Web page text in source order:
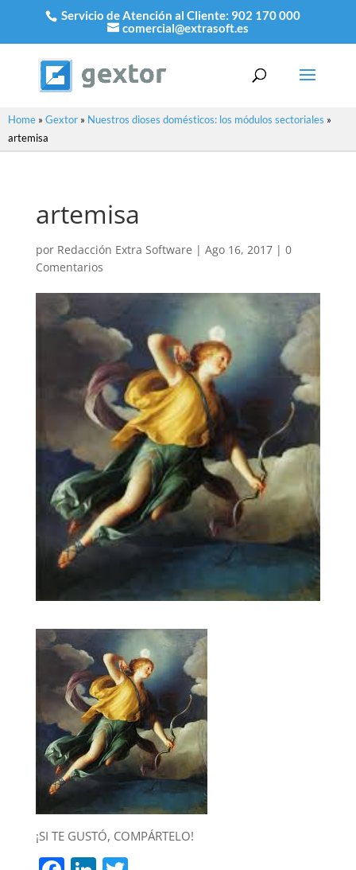
Servicio de Atención al Cliente: 902 170 000
comercial@extrasoft.es
Home » Gextor » Nuestros dioses domésticos: los módulos sectoriales »
artemisa
artemisa
por Redacción Extra Software | Ago 16, 2017| 0
Comentarios
¡SI TE GUSTÓ, COMPÁRTELO!